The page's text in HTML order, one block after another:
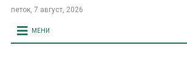
петок, 7 август, 2026
МЕНИ